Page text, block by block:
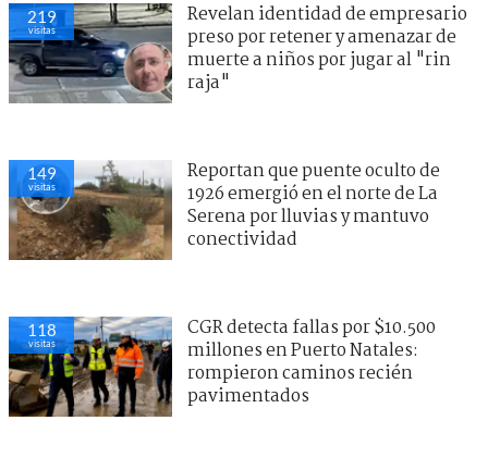
219
visitas
Revelan identidad de empresario
preso por retener y amenazar de
muerte a niños por jugar al "rin
raja"
149
visitas
Reportan que puente oculto de
1926 emergió en el norte de La
Serena por lluvias y mantuvo
conectividad
118
visitas
CGR detecta fallas por $10.500
millones en Puerto Natales:
rompieron caminos recién
pavimentados